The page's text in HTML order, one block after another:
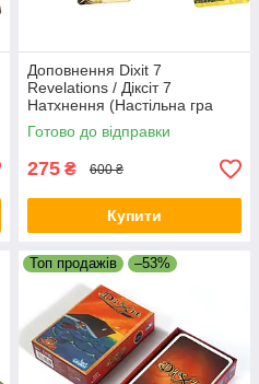
Доповнення Dixit 7
Revelations / Діксіт 7
Натхнення (Настільна гра
Діксіт) Нове видання! УКР
Готово до відправки
275 ₴ 600 ₴
Купити
Топ продажів –53%